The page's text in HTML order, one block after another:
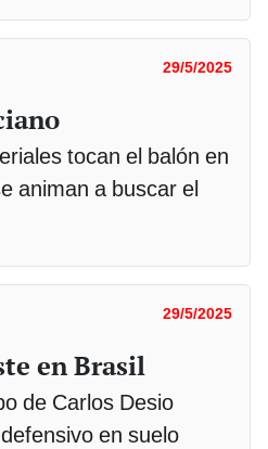
29/5/2025
tocan el balón en
animan a buscar el
29/5/2025
en Brasil
de Carlos Desio
en suelo